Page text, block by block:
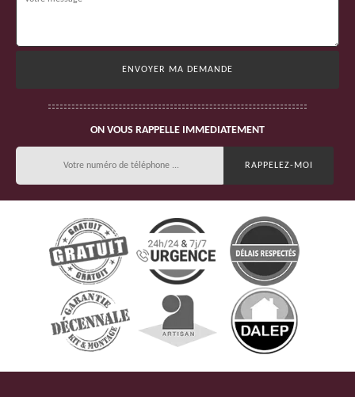
ON VOUS RAPPELLE IMMEDIATEMENT